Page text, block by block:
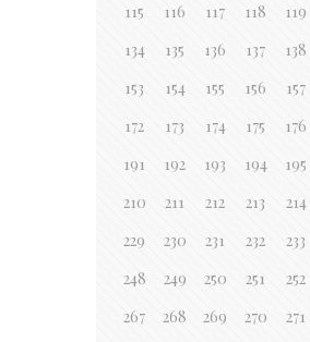
115
116 117 118 119
134
135 136 137 138
153
154 155 156 157
172
173 174 175 176
191
192 193 194 195
210
211 212 213 214
229
230 231 232 233
248
249 250 251 252
267
268 269 270 271